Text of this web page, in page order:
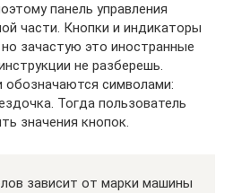
панель управления
части. Кнопки и индикаторы
зачастую это иностранные
не разберешь.
обозначаются символами:
Тогда пользователь
значения кнопок.
зависит от марки машины